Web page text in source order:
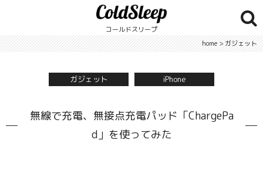
コールドスリープ
home>ガジェット
ガジェット iPhone
無線で充電、無接点充電パッド「ChargePa
d」を使ってみた